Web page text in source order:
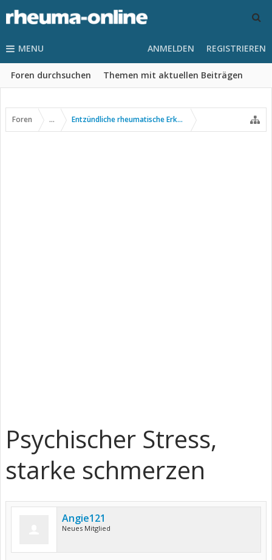
MENU
Foren durchsuchen Themen mit aktuellen Beiträgen
ANMELDEN REGISTRIEREN
Foren ... Entzündliche rheumatische Erkrankungen
Psychischer Stress,
starke schmerzen
Angie121
Neues Mitglied